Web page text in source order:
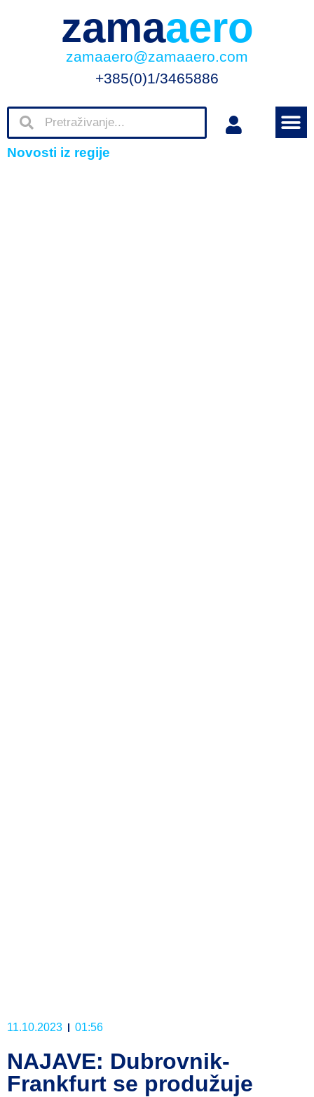
zamaaero
zamaaero@zamaaero.com
+385(0)1/3465886
Novosti iz regije
11.10.2023 01:56
NAJAVE: Dubrovnik-
Frankfurt se produžuje